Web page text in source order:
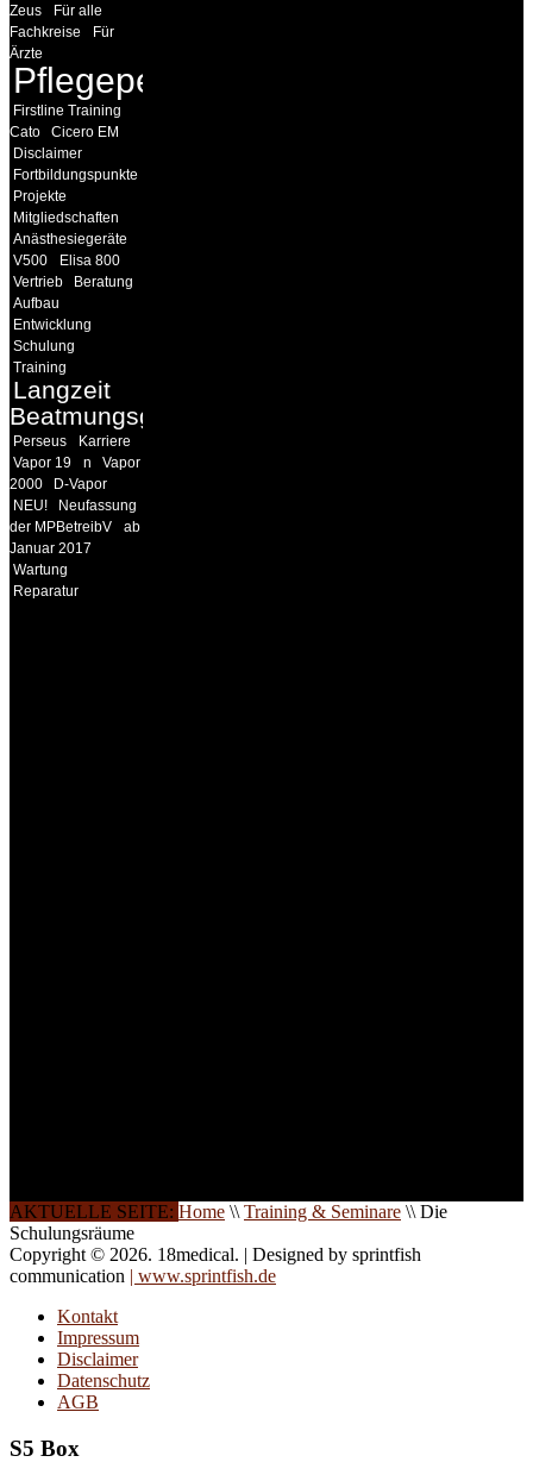
Zeus
Für alle
Fachkreise
Für
Ärzte
Pflegepersonal
Firstline Training
Cato
Cicero EM
Disclaimer
Fortbildungspunkte
Projekte
Mitgliedschaften
Anästhesiegeräte
V500
Elisa 800
Vertrieb
Beratung
Aufbau
Entwicklung
Schulung
Training
Langzeit
Beatmungsgeräte
Perseus
Karriere
Vapor 19
n
Vapor
2000
D-Vapor
NEU!
Neufassung
der MPBetreibV
ab
Januar 2017
Wartung
Reparatur
AKTUELLE SEITE: Home \\ Training & Seminare \\ Die
Schulungsräume
Copyright © 2026. 18medical. | Designed by sprintfish
communication | www.sprintfish.de
Kontakt
Impressum
Disclaimer
Datenschutz
AGB
S5 Box